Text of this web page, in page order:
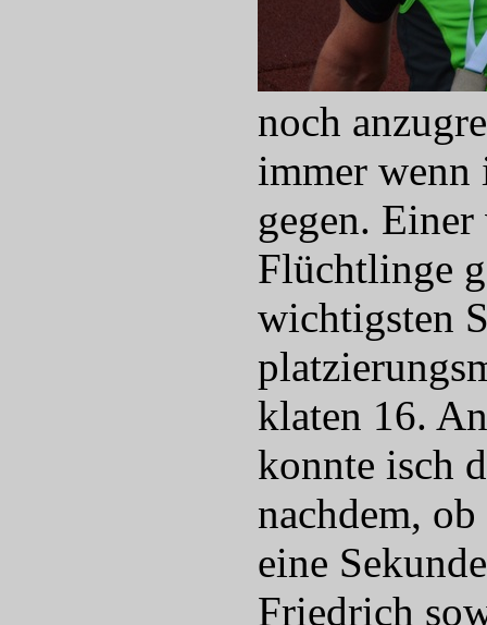
noch
immer wenn
gegen.
Flüchtlinge
wichtigsten
klaten 16.
konnte isch
nachdem,
eine
Friedrich